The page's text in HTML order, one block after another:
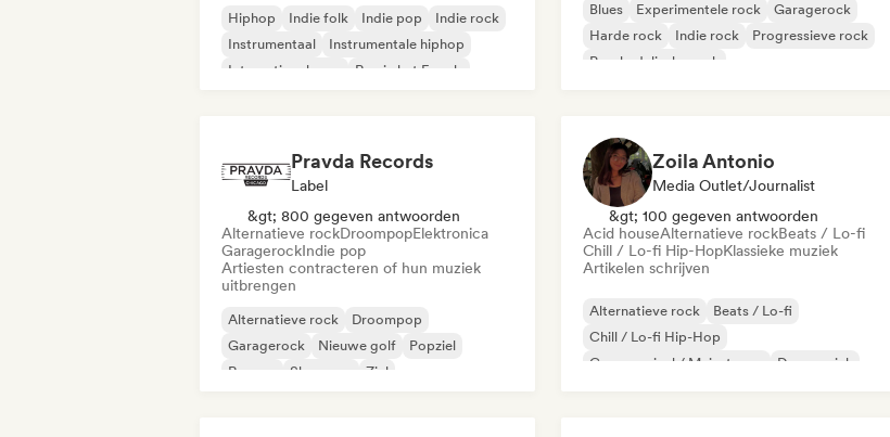
Hiphop Indie folk Indie pop
Indie rock
Instrumentaal
Instrumentale hiphop
Internationale rap
Rap in het Engels
Blues Experimentele rock
Garagerock
Harde rock
Indie rock
Progressieve rock
Psychedelische rock
Pravda Records
Label
&gt; 800 gegeven antwoorden
Alternatieve rockDroompopElektronica
GaragerockIndie pop
Artiesten contracteren of hun muziek
uitbrengen
Alternatieve rock
Droompop
Garagerock
Nieuwe golf
Popziel
Reggae
Shoegaze Ziel
Zoila Antonio
Media Outlet/Journalist
&gt; 100 gegeven antwoorden
Acid houseAlternatieve rockBeats / Lo-fi
Chill / Lo-fi Hip-HopKlassieke muziek
Artikelen schrijven
Alternatieve rock
Beats / Lo-fi
Chill / Lo-fi Hip-Hop
Commercieel / Mainstream
Dansmuziek